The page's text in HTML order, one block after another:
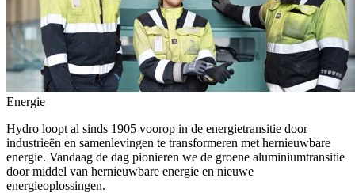
Energie
Hydro loopt al sinds 1905 voorop in de energietransitie door
industrieën en samenlevingen te transformeren met hernieuwbare
energie. Vandaag de dag pionieren we de groene aluminiumtransitie
door middel van hernieuwbare energie en nieuwe
energieoplossingen.